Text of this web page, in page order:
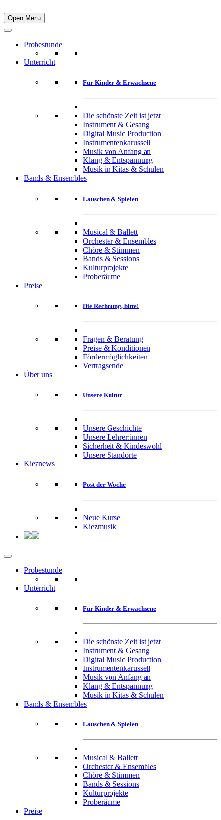
Open Menu
Probestunde
Unterricht
Für Kinder & Erwachsene
Die schönste Zeit ist jetzt
Instrument & Gesang
Digital Music Production
Instrumentenkarussell
Musik von Anfang an
Klang & Entspannung
Musik in Kitas & Schulen
Bands & Ensembles
Lauschen & Spielen
Musical & Ballett
Orchester & Ensembles
Chöre & Stimmen
Bands & Sessions
Kulturprojekte
Proberäume
Preise
Die Rechnung, bitte!
Fragen & Beratung
Preise & Konditionen
Fördermöglichkeiten
Vertragsende
Über uns
Unsere Kultur
Unsere Geschichte
Unsere Lehrer:innen
Sicherheit & Kindeswohl
Unsere Standorte
Kieznews
Post der Woche
Neue Kurse
Kiezmusik
Probestunde
Unterricht
Für Kinder & Erwachsene
Die schönste Zeit ist jetzt
Instrument & Gesang
Digital Music Production
Instrumentenkarussell
Musik von Anfang an
Klang & Entspannung
Musik in Kitas & Schulen
Bands & Ensembles
Lauschen & Spielen
Musical & Ballett
Orchester & Ensembles
Chöre & Stimmen
Bands & Sessions
Kulturprojekte
Proberäume
Preise